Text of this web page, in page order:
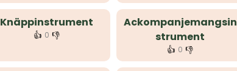
Knäppinstrument
👍 0 👎
Ackompanjemangsin
strument
👍 0 👎